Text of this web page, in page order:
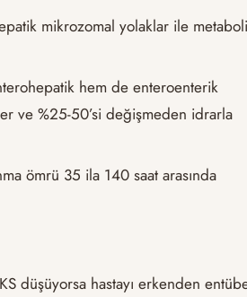
mikrozomal yolaklar ile
hem de enteroenterik
ve %25-50’si değişmeden idrarla
ömrü 35 ila 140 saat arasında
düşüyorsa hastayı erkenden